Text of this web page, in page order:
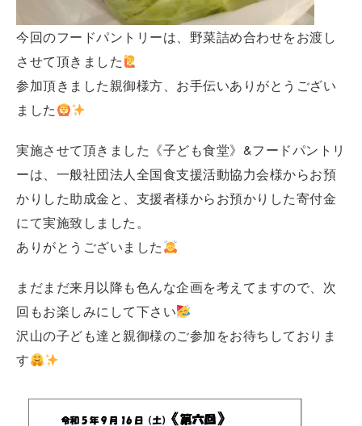
今回のフードパントリーは、野菜詰め合わせをお渡し
させて頂きました
参加頂きました親御様方、お手伝いありがとうござい
ました
実施させて頂きました《子ども食堂》&フードパントリ
ーは、一般社団法人全国食支援活動協力会様からお預
かりした助成金と、支援者様からお預かりした寄付金
にて実施致しました。
ありがとうございました
まだまだ来月以降も色んな企画を考えてますので、次
回もお楽しみにして下さい
沢山の子ども達と親御様のご参加をお待ちしておりま
す